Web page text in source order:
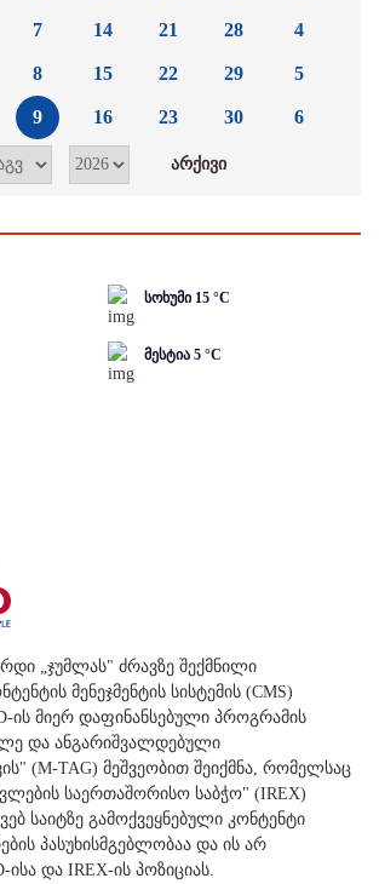
7
8
9
14
15
16
21
22
23
28
29
30
4
5
6
სოხუმი 15 °C
მესტია 5 °C
„ჯუმლას" ძრავზე შექმნილი
მენეჯმენტის სისტემის (CMS)
ის მიერ დაფინანსებული პროგრამის
და ანგარიშვალდებული
(M-TAG) მეშვეობით შეიქმნა, რომელსაც
საერთაშორისო საბჭო" (IREX)
საიტზე გამოქვეყნებული კონტენტი
პასუხისმგებლობაა და ის არ
ისა და IREX-ის პოზიციას.